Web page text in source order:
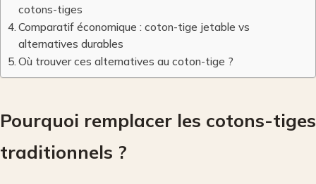
cotons-tiges
Comparatif économique : coton-tige jetable vs
alternatives durables
Où trouver ces alternatives au coton-tige ?
Pourquoi remplacer les cotons-tiges
traditionnels ?